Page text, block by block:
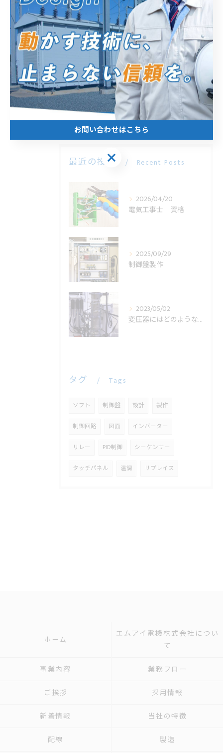
----------------------------------------------------------------------
エムアイ電機株式会社
住所 :静岡県浜松市中央区北島町７９６−１
電話番号 :053-571-2700
----------------------------------------------------------------------
< 前のページ 一覧に戻る 次のページ >
最近の投稿 Recent Posts
2026/04/20
電気工事士 資格
2025/09/29
制御盤製作
2023/05/02
変圧器にはどのような役割があるの？
タグ Tags
ソフト 制御盤 設計 製作
制御回路 図面 インバーター
リレー PID制御 シーケンサー
タッチパネル 温調 リプレイス
ホーム
エムアイ電機株式会社につい
て
事業内容 業務フロー
ご挨拶 採用情報
新着情報 当社の特徴
配線 製造
お問い合わせはこちら
お問い合わせはこちら